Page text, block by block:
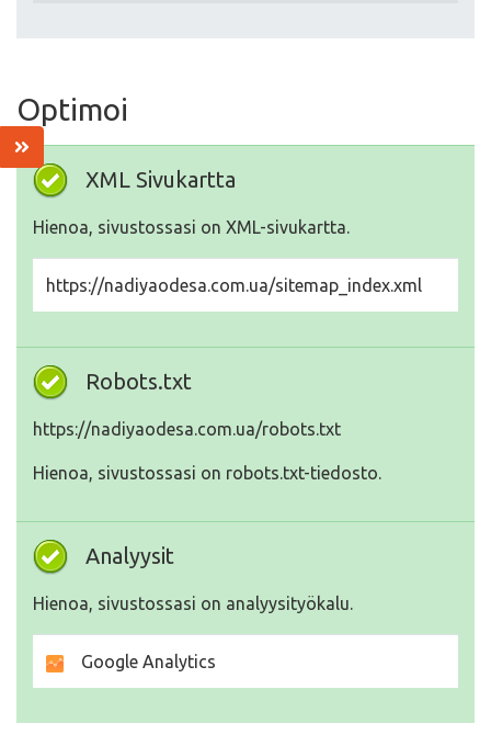
Optimoi
XML Sivukartta
Hienoa, sivustossasi on XML-sivukartta.
https://nadiyaodesa.com.ua/sitemap_index.xml
Robots.txt
https://nadiyaodesa.com.ua/robots.txt
Hienoa, sivustossasi on robots.txt-tiedosto.
Analyysit
Hienoa, sivustossasi on analyysityökalu.
Google Analytics